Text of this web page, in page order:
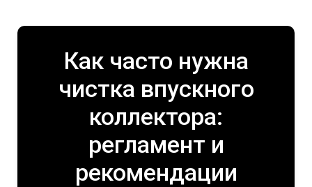
Как часто нужна
чистка впускного
коллектора:
регламент и
рекомендации